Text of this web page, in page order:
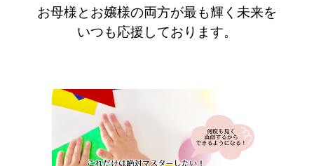
お母様とお嬢様の両方が最も輝く未来を
いつも応援しております。